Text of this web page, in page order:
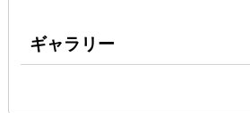
ギャラリー